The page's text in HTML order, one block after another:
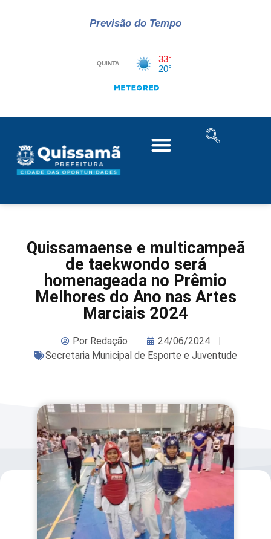
Previsão do Tempo
Quissamaense e multicampeã
de taekwondo será
homenageada no Prêmio
Melhores do Ano nas Artes
Marciais 2024
PorRedação
24/06/2024
Secretaria Municipal de Esporte e Juventude